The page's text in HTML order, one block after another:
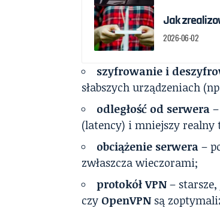
Jak
2026-06-02
szyfrowanie i
słabszych urządzeniach
odległość od serwera
(latency) i mniejszy realny
obciążenie serwera –
zwłaszcza wieczorami;
protokół VPN –
czy OpenVPN są